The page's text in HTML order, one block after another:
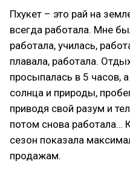
Пхукет – это рай на
всегда работала. Мне
работала, училась,
плавала, работала.
просыпалась в 5 часов,
солнца и природы,
приводя свой разум и
потом снова работала…
сезон показала
продажам.